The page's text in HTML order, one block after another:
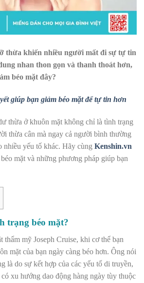
thừa khiến nhiều người mất đi sự tự tin
nhan thon gọn và thanh thoát hơn,
béo mặt đây?
giúp bạn giảm béo mặt để tự tin hơn
thừa ở khuôn mặt không chỉ là tình trạng
thừa cân mà ngay cả người bình thường
nhiều yếu tố khác. Hãy cùng Kenshin.vn
mặt và những phương pháp giúp bạn
trạng béo mặt?
thẩm mỹ Joseph Cruise, khi cơ thể bạn
mặt của bạn ngày càng béo hơn. Ông nói
là do sự kết hợp của các yếu tố di truyền,
xu hướng dao động hàng ngày tùy thuộc